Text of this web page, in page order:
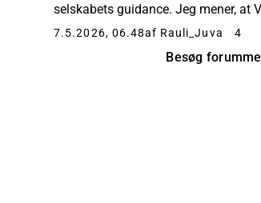
selskabets guidance. Jeg mener, at
en tommelfingerregel om, at et
7.5.2026, 06.48af Rauli_Juva 4
Besøg